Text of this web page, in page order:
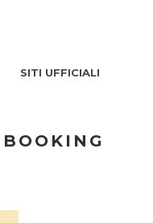
SITI UFFICIALI